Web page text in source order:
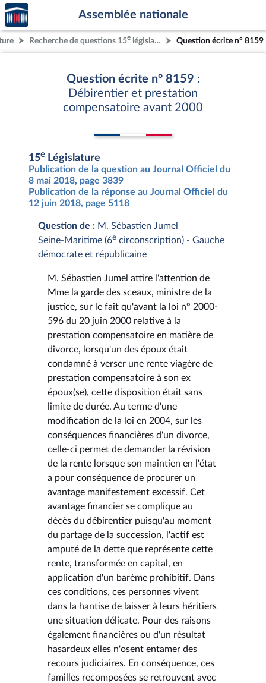
Aller au contenu
Aller en bas de la page
Accèder
à la
page
d'accueil
Assemblée nationale
Recherche de questions 15e législature Question écrite n° 8159
Question écrite n° 8159 :
Débirentier et prestation
compensatoire avant 2000
15e Législature
Publication de la question au Journal Officiel du
8 mai 2018, page 3839
Publication de la réponse au Journal Officiel du
12 juin 2018, page 5118
Question de : M. Sébastien Jumel
Seine-Maritime (6e circonscription) - Gauche
démocrate et républicaine
M. Sébastien Jumel attire l'attention de
Mme la garde des sceaux, ministre de la
justice, sur le fait qu'avant la loi n° 2000-
596 du 20 juin 2000 relative à la
prestation compensatoire en matière de
divorce, lorsqu'un des époux était
condamné à verser une rente viagère de
prestation compensatoire à son ex
époux(se), cette disposition était sans
limite de durée. Au terme d'une
modification de la loi en 2004, sur les
conséquences financières d'un divorce,
celle-ci permet de demander la révision
de la rente lorsque son maintien en l'état
a pour conséquence de procurer un
avantage manifestement excessif. Cet
avantage financier se complique au
décès du débirentier puisqu'au moment
du partage de la succession, l'actif est
amputé de la dette que représente cette
rente, transformée en capital, en
application d'un barème prohibitif. Dans
ces conditions, ces personnes vivent
dans la hantise de laisser à leurs héritiers
une situation délicate. Pour des raisons
également financières ou d'un résultat
hasardeux elles n'osent entamer des
recours judiciaires. En conséquence, ces
familles recomposées se retrouvent avec